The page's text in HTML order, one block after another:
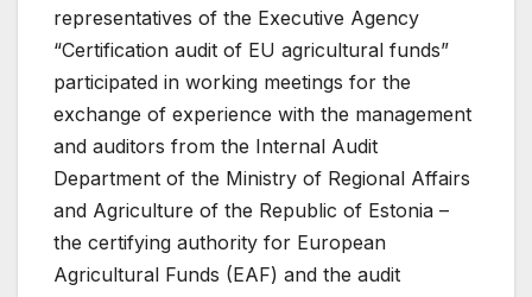
representatives of the Executive Agency
“Certification audit of EU agricultural funds”
participated in working meetings for the
exchange of experience with the management
and auditors from the Internal Audit
Department of the Ministry of Regional Affairs
and Agriculture of the Republic of Estonia –
the certifying authority for European
Agricultural Funds (EAF) and the audit